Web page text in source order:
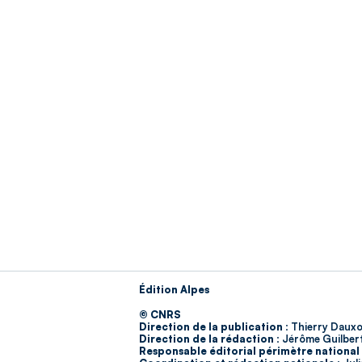
Édition Alpes
© CNRS
Direction de la publication : Thierry
Direction de la rédaction : Jérôme
Responsable éditorial périmètre national